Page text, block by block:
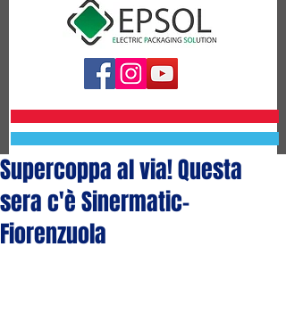
Supercoppa al via! Questa
sera c'è Sinermatic-
Fiorenzuola